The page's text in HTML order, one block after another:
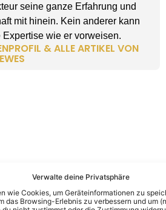
Verwalte deine Privatsphäre
wie Cookies, um Geräteinformationen zu
das Browsing-Erlebnis zu verbessern und um
seine ganze Erfahrung und
mit hinein. Kein anderer kann
Expertise wie er vorweisen.
& ALLE ARTIKEL VON